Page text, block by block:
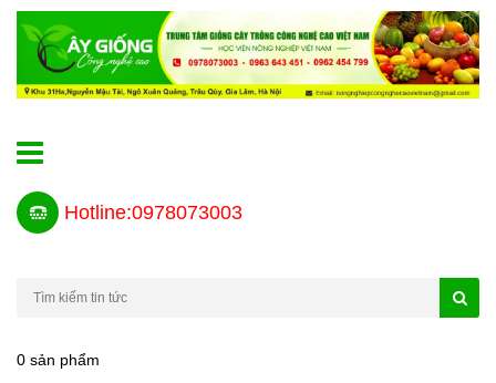
Hotline:0978073003
0 sản phẩm